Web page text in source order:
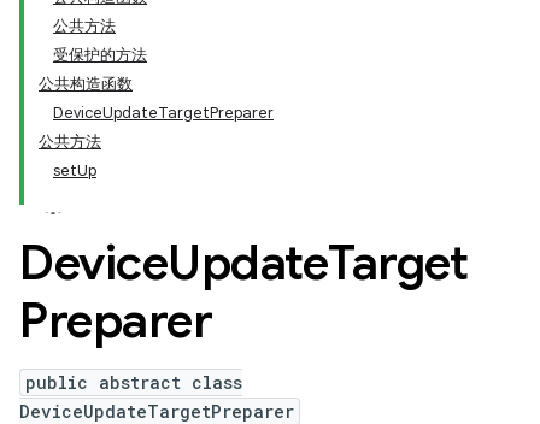
公共方法
受保护的方法
公共构造函数
DeviceUpdateTargetPreparer
公共方法
setUp
DeviceUpdateTarget
Preparer
public abstract class
DeviceUpdateTargetPreparer